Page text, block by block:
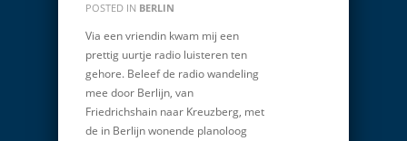
POSTED IN BERLIN
Via een vriendin kwam mij een
prettig uurtje radio luisteren ten
gehore. Beleef de radio wandeling
mee door Berlijn, van
Friedrichshain naar Kreuzberg, met
de in Berlijn wonende planoloog